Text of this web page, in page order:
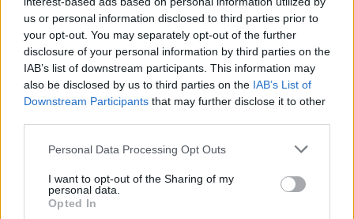
us or personal information disclosed to third parties prior to
your opt-out. You may separately opt-out of the further
disclosure of your personal information by third parties on the
IAB’s list of downstream participants. This information may
also be disclosed by us to third parties on the IAB’s List of
Downstream Participants that may further disclose it to other
Please note that this website/app uses one or more Google
not limited to your visit or usage behaviour. You may click to
grant or deny consent to Google and its third-party tags to
use your data for below specified purposes in below Google
Personal Data Processing Opt Outs
I want to opt-out of the Sharing of my
personal data.
Opted In
comunitari, facilitando la rendicontazione
transfrontaliera.
AUTORE
Ilaria Galli
Ilaria Galli ha firmato il desk che ha svelato un
atti al Municipio, sostenendo la linea editoriale
di rigore documentale. Editor di redazione, ha